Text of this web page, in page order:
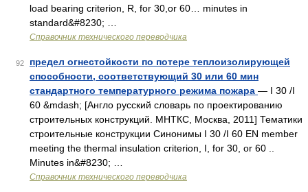
load bearing criterion, R, for 30,or 60… minutes in
standard&#8230; …
Справочник технического переводчика
92
предел огнестойкости по потере теплоизолирующей
способности, соответствующий 30 или 60 мин
стандартного температурного режима пожара — I 30 /I
60 &mdash; [Англо русский словарь по проектированию
строительных конструкций. МНТКС, Москва, 2011] Тематики
строительные конструкции Синонимы I 30 /I 60 EN member
meeting the thermal insulation criterion, I, for 30, or 60 ..
Minutes in&#8230; …
Справочник технического переводчика